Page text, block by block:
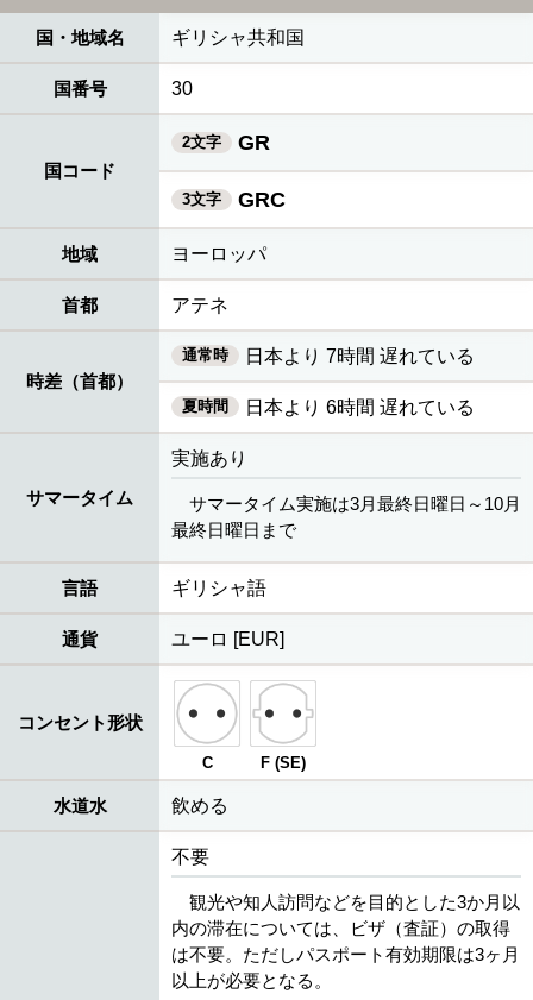
国・地域名 ギリシャ共和国
国番号 30
国コード
2文字 GR
3文字 GRC
地域 ヨーロッパ
首都 アテネ
時差（首都）
通常時 日本より 7時間 遅れている
夏時間 日本より 6時間 遅れている
サマータイム
実施あり
サマータイム実施は3月最終日曜日～10月
最終日曜日まで
言語 ギリシャ語
通貨 ユーロ [EUR]
コンセント形状
C F (SE)
水道水 飲める
不要
観光や知人訪問などを目的とした3か月以
内の滞在については、ビザ（査証）の取得
は不要。ただしパスポート有効期限は3ヶ月
以上が必要となる。